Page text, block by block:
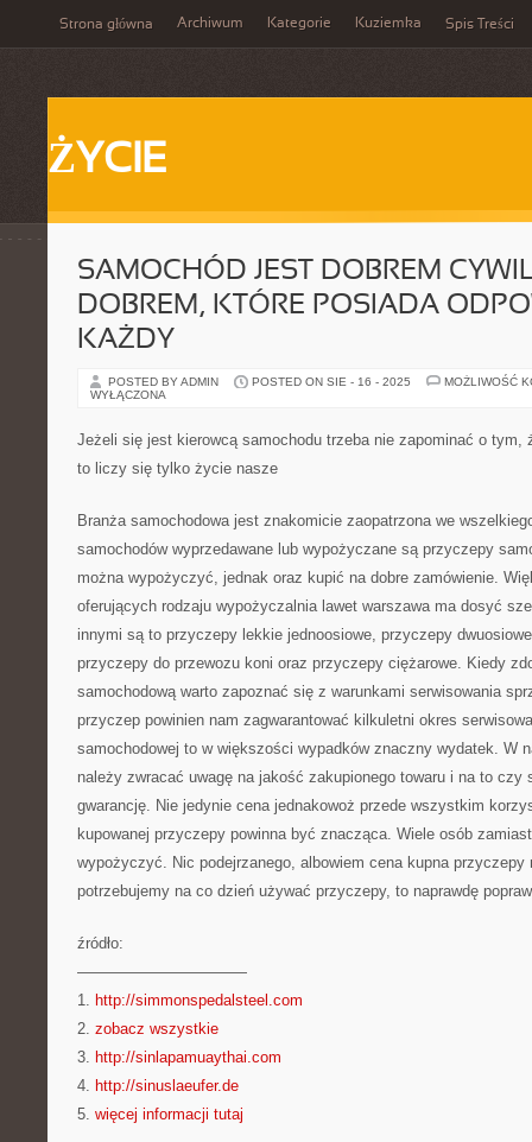
Strona główna Archiwum Kategorie Kuziemka Spis Treści
ŻYCIE
SAMOCHÓD JEST DOBREM
DOBREM, KTÓRE POSIADA
KAŻDY
POSTED BY ADMIN POSTED ON SIE - 16 - 2025
MOŻLIWOŚĆ
WYŁĄCZONA
Jeżeli się jest kierowcą samochodu trzeba nie zapominać o tym,
to liczy się tylko życie nasze
Branża samochodowa jest znakomicie zaopatrzona we
samochodów wyprzedawane lub wypożyczane są przyczepy
można wypożyczyć, jednak oraz kupić na dobre zamówienie.
oferujących rodzaju wypożyczalnia lawet warszawa ma dosyć
innymi są to przyczepy lekkie jednoosiowe, przyczepy
przyczepy do przewozu koni oraz przyczepy ciężarowe. Kiedy
samochodową warto zapoznać się z warunkami serwisowania
przyczep powinien nam zagwarantować kilkuletni okres
samochodowej to w większości wypadków znaczny wydatek. W
należy zwracać uwagę na jakość zakupionego towaru i na to czy
gwarancję. Nie jedynie cena jednakowoż przede wszystkim
kupowanej przyczepy powinna być znacząca. Wiele osób
wypożyczyć. Nic podejrzanego, albowiem cena kupna
potrzebujemy na co dzień używać przyczepy, to naprawdę
źródło:
———————————
1. http://simmonspedalsteel.com
2. zobacz wszystkie
3. http://sinlapamuaythai.com
4. http://sinuslaeufer.de
5. więcej informacji tutaj